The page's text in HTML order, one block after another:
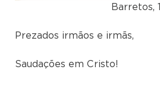
Barretos,
Prezados irmãos e irmãs,
Saudações em Cristo!